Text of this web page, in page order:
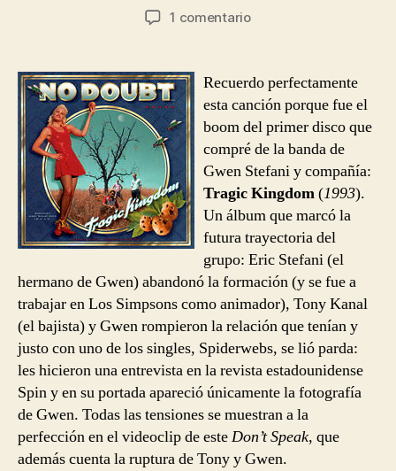
1 comentarioen
–
Don’t
Speak
Recuerdo perfectamente
esta canción porque fue el
boom del primer disco que
compré de la banda de
Gwen Stefani y compañía:
Tragic Kingdom(1993).
Un álbum que marcó la
futura trayectoria del
grupo: Eric Stefani (el
hermano de Gwen) abandonó la formación (y se fue a
trabajar en Los Simpsons como animador), Tony Kanal
(el bajista) y Gwen rompieron la relación que tenían y
justo con uno de los singles, Spiderwebs, se lió parda:
les hicieron una entrevista en la revista estadounidense
Spin y en su portada apareció únicamente la fotografía
de Gwen. Todas las tensiones se muestran a la
perfección en el videoclip de esteDon’t Speak, que
además cuenta la ruptura de Tony y Gwen.